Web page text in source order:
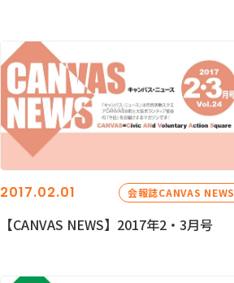
2017.02.01 会報誌CANVAS NEWS
【CANVAS NEWS】2017年2・3月号